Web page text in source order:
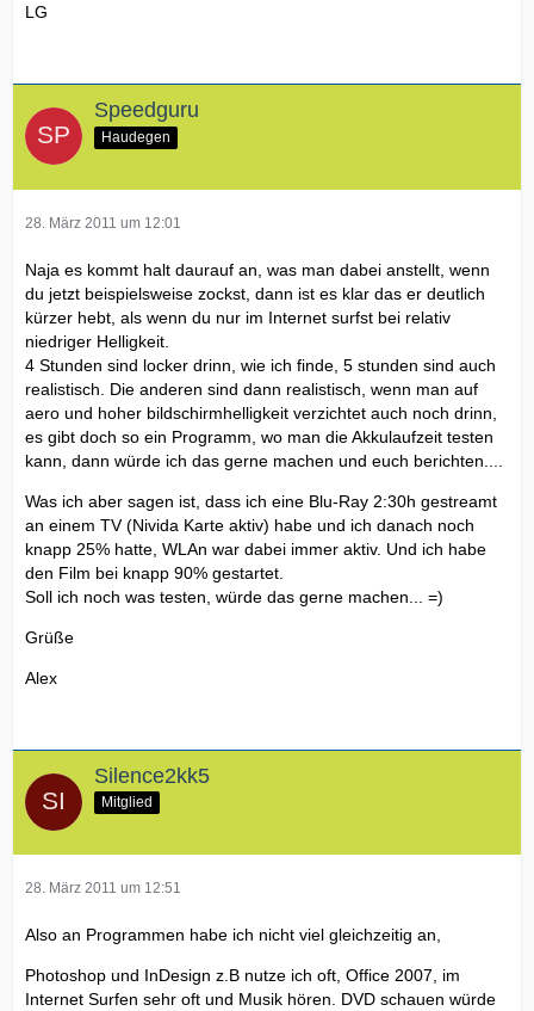
LG
Speedguru
Haudegen
28. März 2011 um 12:01
Naja es kommt halt daurauf an, was man dabei anstellt, wenn
du jetzt beispielsweise zockst, dann ist es klar das er deutlich
kürzer hebt, als wenn du nur im Internet surfst bei relativ
niedriger Helligkeit.
4 Stunden sind locker drinn, wie ich finde, 5 stunden sind auch
realistisch. Die anderen sind dann realistisch, wenn man auf
aero und hoher bildschirmhelligkeit verzichtet auch noch drinn,
es gibt doch so ein Programm, wo man die Akkulaufzeit testen
kann, dann würde ich das gerne machen und euch berichten....
Was ich aber sagen ist, dass ich eine Blu-Ray 2:30h gestreamt
an einem TV (Nivida Karte aktiv) habe und ich danach noch
knapp 25% hatte, WLAn war dabei immer aktiv. Und ich habe
den Film bei knapp 90% gestartet.
Soll ich noch was testen, würde das gerne machen... =)
Grüße
Alex
Silence2kk5
Mitglied
28. März 2011 um 12:51
Also an Programmen habe ich nicht viel gleichzeitig an,
Photoshop und InDesign z.B nutze ich oft, Office 2007, im
Internet Surfen sehr oft und Musik hören. DVD schauen würde